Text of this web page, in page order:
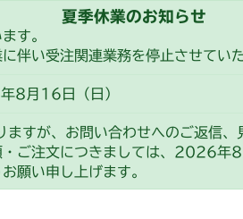
夏季休業のお知らせ
す。
伴い受注関連業務を停止させていた
8月16日（日）
ますが、お問い合わせへのご返信
・ご注文につきましては、2026
願い申し上げます。